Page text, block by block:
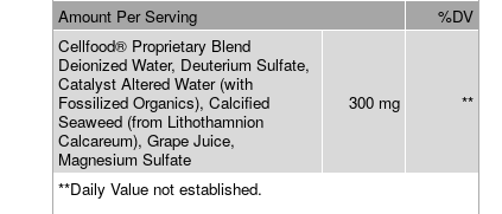
Amount Per Serving
%DV
Cellfood® Proprietary Blend
Deionized Water, Deuterium Sulfate,
Catalyst Altered Water (with
Fossilized Organics), Calcified
Seaweed (from Lithothamnion
Calcareum), Grape Juice,
Magnesium Sulfate
300 mg **
**Daily Value not established.